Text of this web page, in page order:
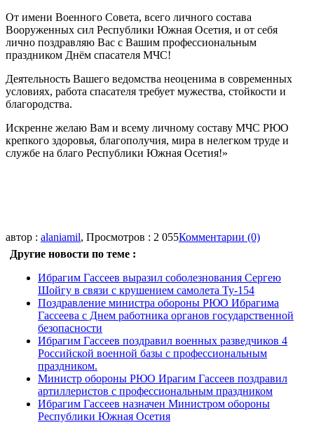
От имени Военного Совета, всего личного состава
Вооруженных сил Республики Южная Осетия, и от себя
лично поздравляю Вас с Вашим профессиональным
праздником Днём спасателя МЧС!
Деятельность Вашего ведомства неоценима в современных
условиях, работа спасателя требует мужества, стойкости и
благородства.
Искренне желаю Вам и всему личному составу МЧС РЮО
крепкого здоровья, благополучия, мира в нелегком труде и
службе на благо Республики Южная Осетия!»
автор : alaniamil, Просмотров : 2 055Комментарии (0)
Другие новости по теме :
Ибрагим Гассеев выразил соболезнования Сергею
Шойгу в связи с крушением самолета Ту-154
Поздравление министра обороны РЮО Ибрагима
Гассеева с Днем работника органов государственной
безопасности
Ибрагим Гассеев поздравил военных разведчиков 4
Российской военной базы с профессиональным
праздником.
Министр обороны РЮО Ирагим Гассеев поздравил
артиллеристов с профессиональным праздником
Ибрагим Гассеев назначен Министром обороны
Республики Южная Осетия